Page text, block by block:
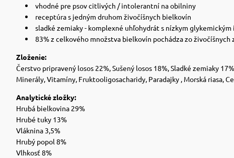
vhodné pre psov citlivých / intolerantní na obilniny
receptúra ​​s jedným druhom živočíšnych bielkovín
sladké zemiaky - komplexné uhľohydrát s nízkym glykemickým
83% z celkového množstva bielkovín pochádza zo živočíšnych
Zloženie:
Čerstvo pripravený losos 22%, Sušený losos 18%, Sladké zemiaky
Minerály, Vitamíny, Fruktooligosacharidy, Paradajky , Morská riasa,
Analytické zložky:
Hrubá bielkovina 29%
Hrubé tuky 13%
Vláknina 3,5%
Hrubý popol 8%
Vlhkosť 8%